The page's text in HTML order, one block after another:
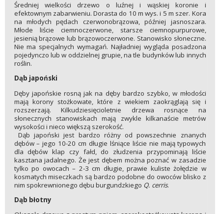
Średniej wielkości drzewo o luźnej i wąskiej koronie i
efektownym zabarwieniu. Dorasta do 10 m wys. i 5 m szer. Kora
na młodych pędach czerwonobrązowa, później jasnoszara.
Młode liście ciemnoczerwone, starsze ciemnopurpurowe,
jesienią brązowe lub brązowoczerwone. Stanowisko słoneczne.
Nie ma specjalnych wymagań. Najładniej wygląda posadzona
pojedynczo lub w oddzielnej grupie, na tle budynków lub innych
roślin.
Dąb japoński
Dęby japońskie rosną jak na dęby bardzo szybko, w młodości
mają korony stożkowate, które z wiekiem zaokrąglają się i
rozszerzają. Kilkudziesięcioletnie drzewa rosnące na
słonecznych stanowiskach mają zwykle kilkanaście metrów
wysokości i nieco większą szerokość.
Dąb japoński jest bardzo różny od powszechnie znanych
dębów – jego 10-20 cm długie lśniące liście nie mają typowych
dla dębów klap czy fałd, do złudzenia przypominają liście
kasztana jadalnego. Że jest dębem można poznać w zasadzie
tylko po owocach – 2-3 cm długie, prawie kuliste żołędzie w
kosmatych miseczkach są bardzo podobne do owoców blisko z
nim spokrewnionego dębu burgundzkiego Q. cerris.
Dąb błotny